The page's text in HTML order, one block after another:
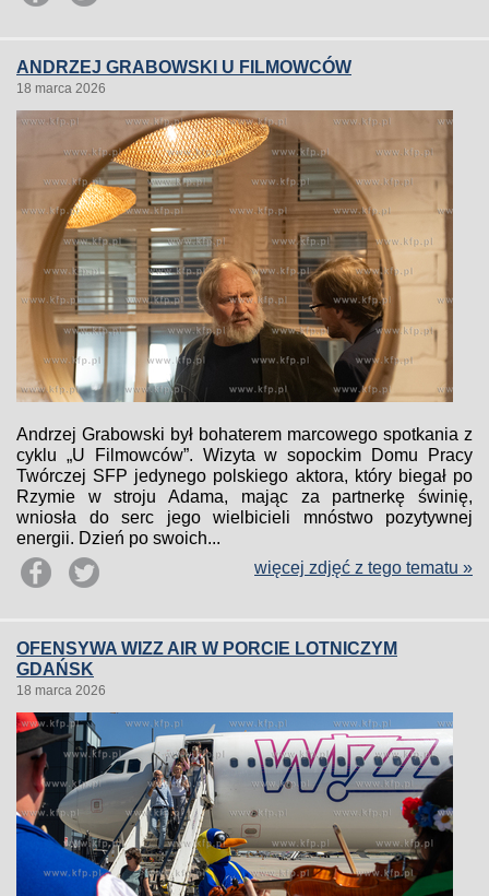
ANDRZEJ GRABOWSKI U FILMOWCÓW
18 marca 2026
Andrzej Grabowski był bohaterem marcowego spotkania z
cyklu „U Filmowców”. Wizyta w sopockim Domu Pracy
Twórczej SFP jedynego polskiego aktora, który biegał po
Rzymie w stroju Adama, mając za partnerkę świnię,
wniosła do serc jego wielbicieli mnóstwo pozytywnej
energii. Dzień po swoich...
więcej zdjęć z tego tematu »
OFENSYWA WIZZ AIR W PORCIE LOTNICZYM
GDAŃSK
18 marca 2026